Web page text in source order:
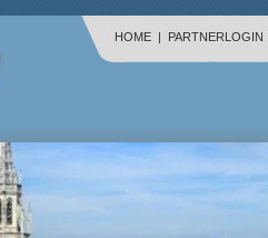
HOME | PARTNERLOGIN